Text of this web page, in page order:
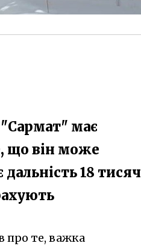
"Сармат" має
що він може
18 тисяч
про те, важка